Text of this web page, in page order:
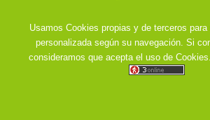
Usamos Cookies propias y de terceros
personalizada según su navegación. Si
consideramos que acepta el uso de Cookies.